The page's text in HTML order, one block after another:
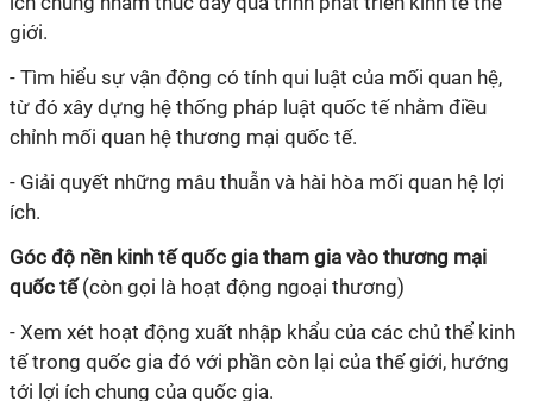
giới.
- Tìm hiểu sự vận động có tính qui luật của mối quan hệ,
từ đó xây dựng hệ thống pháp luật quốc tế nhằm điều
chỉnh mối quan hệ thương mại quốc tế.
- Giải quyết những mâu thuẫn và hài hòa mối quan hệ lợi
ích.
Góc độ nền kinh tế quốc gia tham gia vào thương mại
quốc tế(còn gọi là hoạt động ngoại thương)
- Xem xét hoạt động xuất nhập khẩu của các chủ thể kinh
tế trong quốc gia đó với phần còn lại của thế giới, hướng
tới lợi ích chung của quốc gia.